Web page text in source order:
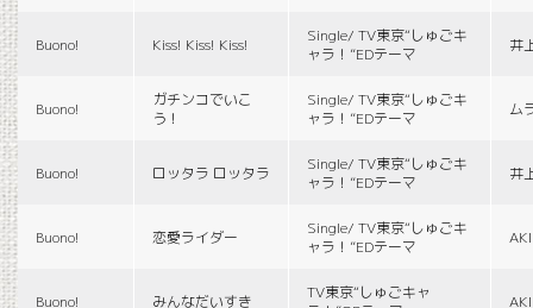
Buono! Kiss! Kiss! Kiss!
Single/ TV東京“しゅごキ
ャラ！”EDテーマ
井
Buono!
ガチンコでいこ
う！
Single/ TV東京“しゅごキ
ャラ！”EDテーマ
ム
Buono! ロッタラ ロッタラ
Single/ TV東京“しゅごキ
ャラ！”EDテーマ
井
Buono! 恋愛ライダー
Single/ TV東京“しゅごキ
ャラ！”EDテーマ
Buono! みんなだいすき
TV東京“しゅごキャ